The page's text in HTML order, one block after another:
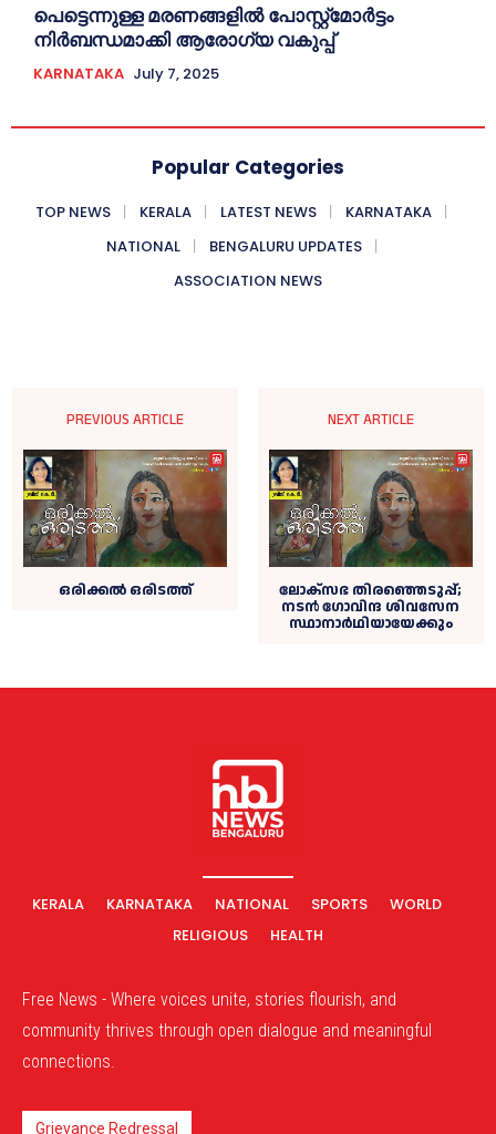
പെട്ടെന്നുള്ള മരണങ്ങളിൽ പോസ്റ്റ്മോർട്ടം
നിർബന്ധമാക്കി ആരോഗ്യ വകുപ്പ്
KARNATAKA July 7, 2025
Popular Categories
TOP NEWS KERALA LATEST NEWS
KARNATAKA
NATIONAL
BENGALURU UPDATES
ASSOCIATION NEWS
PREVIOUS ARTICLE
ഒരിക്കൽ ഒരിടത്ത്
NEXT ARTICLE
ലോക്സഭ തിരഞ്ഞെടുപ്പ്;
നടൻ ഗോവിന്ദ ശിവസേന
സ്ഥാനാർഥിയായേക്കും
KERALA KARNATAKA NATIONAL SPORTS
WORLD
RELIGIOUS
HEALTH
Free News - Where voices unite, stories flourish, and
community thrives through open dialogue and meaningful
connections.
Grievance Redressal